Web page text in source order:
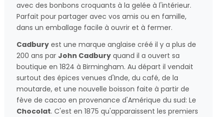
avec des bonbons croquants à la gelée à l'intérieur.
Parfait pour partager avec vos amis ou en famille,
dans un emballage facile à ouvrir et à fermer.
Cadbury est une marque anglaise créé il y a plus de
200 ans par John Cadbury quand il a ouvert sa
boutique en 1824 à Birmingham. Au départ il vendait
surtout des épices venues d'Inde, du café, de la
moutarde, et une nouvelle boisson faite à partir de
fève de cacao en provenance d'Amérique du sud: Le
Chocolat. C'est en 1875 qu'apparaissent les premiers